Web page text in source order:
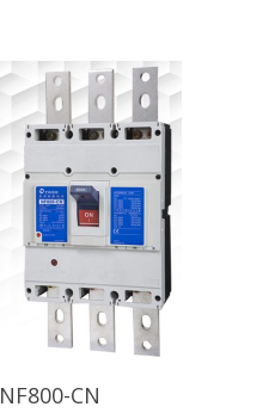
NF800-CN